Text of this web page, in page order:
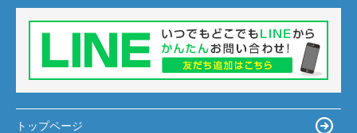
トップページ